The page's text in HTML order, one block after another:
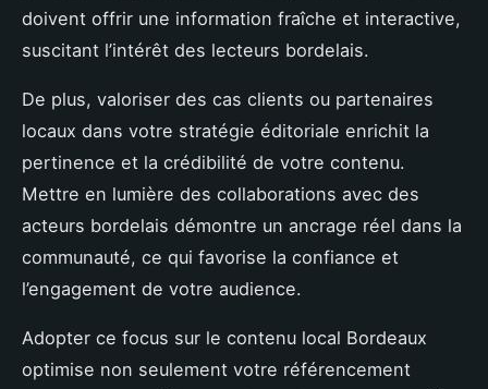
doivent offrir une information fraîche et interactive,
suscitant l’intérêt des lecteurs bordelais.
De plus, valoriser des cas clients ou partenaires
locaux dans votre stratégie éditoriale enrichit la
pertinence et la crédibilité de votre contenu.
Mettre en lumière des collaborations avec des
acteurs bordelais démontre un ancrage réel dans la
communauté, ce qui favorise la confiance et
l’engagement de votre audience.
Adopter ce focus sur le contenu local Bordeaux
optimise non seulement votre référencement